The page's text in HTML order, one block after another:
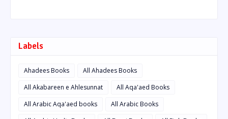
Labels
Ahadees Books
All Ahadees Books
All Akabareen e Ahlesunnat
All Aqa'aed Books
All Arabic Aqa'aed books
All Arabic Books